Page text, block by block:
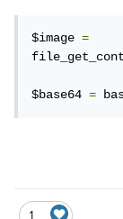
$image =
$base64 =